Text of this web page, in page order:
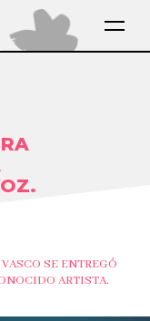
SE ENTREGÓ
ARTISTA.